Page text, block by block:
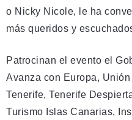
o Nicky Nicole, le ha
más queridos y
Patrocinan el evento el
Avanza con Europa,
Tenerife, Tenerife
Turismo Islas Canarias,